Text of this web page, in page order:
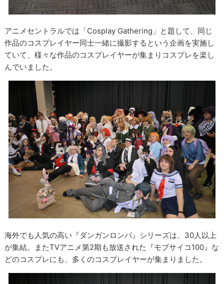
アニメセントラルでは「Cosplay Gathering」と題して、同じ
作品のコスプレイヤー同士一緒に撮影するという企画を実施し
ていて、様々な作品のコスプレイヤーが集まりコスプレを楽し
んでいました。
海外でも人気の高い『ダンガンロンパ』シリーズは、30人以上
が集結。またTVアニメ第2期も放送された『モブサイコ100』な
どのコスプレにも、多くのコスプレイヤーが集まりました。